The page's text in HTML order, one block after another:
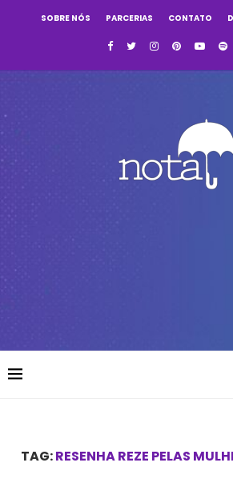
SOBRE NÓS PARCERIAS CONTATO
TAG:RESENHA REZE PELAS